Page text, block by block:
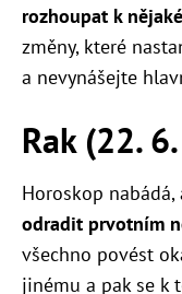
rozhoupat k
změny, které
a nevynášejte
Rak (22.
Horoskop nabádá,
odradit prvotním
všechno povést
jinému a pak se k